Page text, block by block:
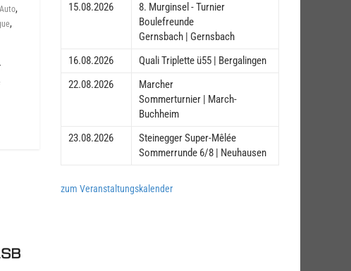
Auto,
,
15.08.2026
8. Murginsel - Turnier
Boulefreunde
Gernsbach | Gernsbach
16.08.2026
Quali Triplette ü55 | Bergalingen
22.08.2026
Marcher
Sommerturnier | March-
Buchheim
23.08.2026
Steinegger Super-Mêlée
Sommerrunde 6/8 | Neuhausen
zum Veranstaltungskalender